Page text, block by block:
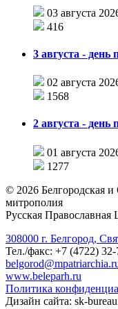
03 августа
416
3 августа -
02 августа
1568
2 августа -
01 августа
1277
© 2026 Белгородская и
митрополия
Русская
308000 г. Белгород,
Тел./факс: +7 (4722)
www.beleparh.ru
Политика
Дизайн сайта: sk-